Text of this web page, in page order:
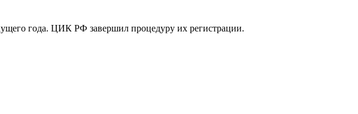
года. ЦИК РФ завершил процедуру их регистрации.